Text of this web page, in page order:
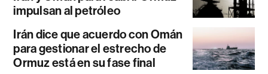
impulsan al petróleo
Irán dice que acuerdo con Omán
para gestionar el estrecho de
Ormuz está en su fase final